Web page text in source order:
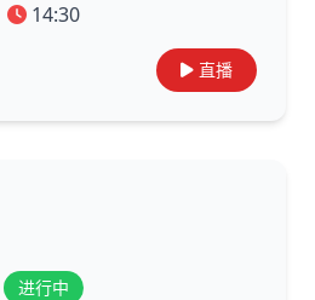
14:30
直播
进行中